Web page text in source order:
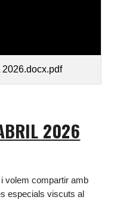
2026.docx.pdf
2026
volem compartir amb
especials viscuts al